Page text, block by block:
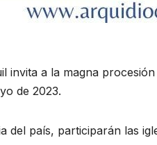
invita a la magna
de 2023.
del país, participarán las